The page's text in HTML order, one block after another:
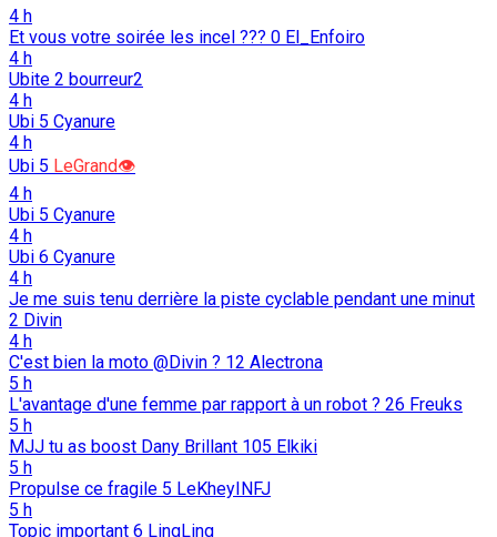
4 h
Et vous votre soirée les incel ??? 0 El_Enfoiro
4 h
Ubite 2 bourreur2
4 h
Ubi 5 Cyanure
4 h
Ubi 5 LeGrand👁️
4 h
Ubi 5 Cyanure
4 h
Ubi 6 Cyanure
4 h
Je me suis tenu derrière la piste cyclable pendant une minut
2 Divin
4 h
C'est bien la moto @Divin ? 12 Alectrona
5 h
L'avantage d'une femme par rapport à un robot ? 26 Freuks
5 h
MJJ tu as boost Dany Brillant 105 Elkiki
5 h
Propulse ce fragile 5 LeKheyINFJ
5 h
Topic important 6 LingLing